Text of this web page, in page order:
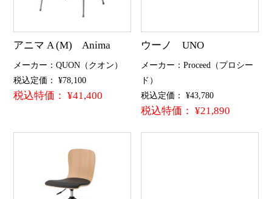
アニマ A (M) Anima
メーカー：QUON（クオン）
税込定価： ¥78,100
税込特価： ¥41,400
ウーノ UNO
メーカー：Proceed（プロシー
ド）
税込定価： ¥43,780
税込特価： ¥21,890